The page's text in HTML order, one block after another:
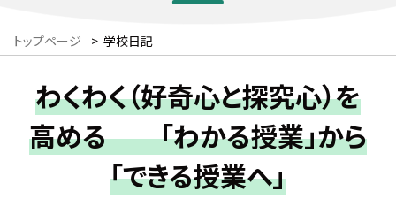
トップページ > 学校日記
わくわく（好奇心と探究心）を
高める 「わかる授業」から
「できる授業へ」